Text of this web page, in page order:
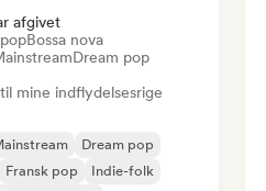
afgivet
Bossa nova
Dream pop
mine indflydelsesrige
Dream pop
Fransk pop
Indie-folk